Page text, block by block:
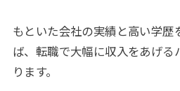
もといた会社の実績と高い学歴
ば、転職で大幅に収入をあげる
ります。